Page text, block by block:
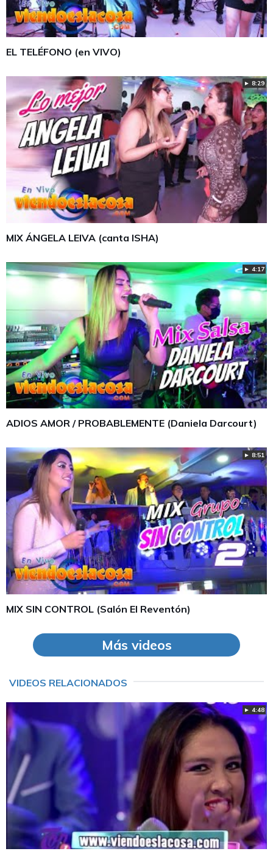
EL TELÉFONO (en VIVO)
► 8:29
MIX ÁNGELA LEIVA (canta ISHA)
► 4:17
ADIOS AMOR / PROBABLEMENTE (Daniela Darcourt)
► 8:51
MIX SIN CONTROL (Salón El Reventón)
Más videos
VIDEOS RELACIONADOS
► 4:48